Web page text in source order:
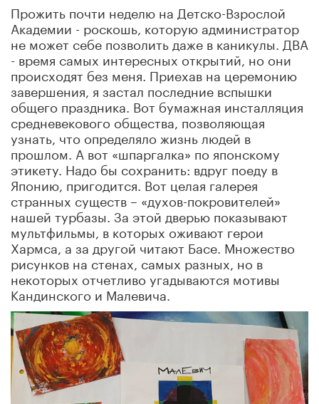
Прожить почти неделю на Детско-Взрослой
Академии - роскошь, которую администратор
не может себе позволить даже в каникулы. ДВА
- время самых интересных открытий, но они
происходят без меня. Приехав на церемонию
завершения, я застал последние вспышки
общего праздника. Вот бумажная инсталляция
средневекового общества, позволяющая
узнать, что определяло жизнь людей в
прошлом. А вот «шпаргалка» по японскому
этикету. Надо бы сохранить: вдруг поеду в
Японию, пригодится. Вот целая галерея
странных существ – «духов-покровителей»
нашей турбазы. За этой дверью показывают
мультфильмы, в которых оживают герои
Хармса, а за другой читают Басе. Множество
рисунков на стенах, самых разных, но в
некоторых отчетливо угадываются мотивы
Кандинского и Малевича.